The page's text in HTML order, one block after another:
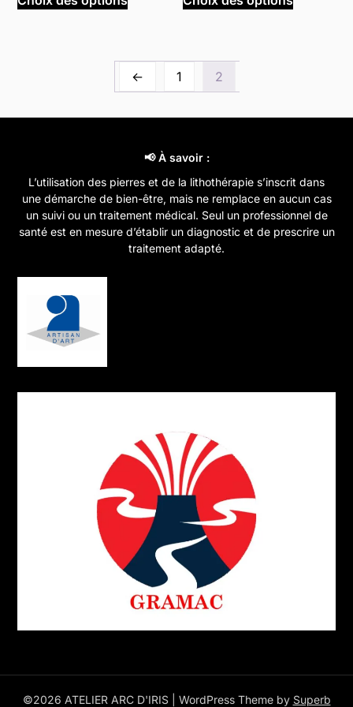
à produit
variations.
Les
peuvent
choisies
sur
la
page
du
produit
produit
peuvent
sur
la
page
du
← 1 2
📢 À savoir :
L’utilisation des pierres et de la lithothérapie s’inscrit dans
une démarche de bien-être, mais ne remplace en aucun cas
un suivi ou un traitement médical. Seul un professionnel de
santé est en mesure d’établir un diagnostic et de prescrire un
traitement adapté.
©2026 ATELIER ARC D'IRIS | WordPress Theme by Superb